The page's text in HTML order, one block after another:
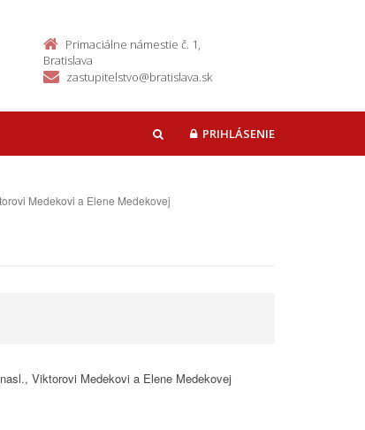
Primaciálne námestie č. 1,
Bratislava
zastupitelstvo@bratislava.sk
HĽADAŤPRIHLÁSENIE
Medekovi a Elene Medekovej
Viktorovi Medekovi a Elene Medekovej